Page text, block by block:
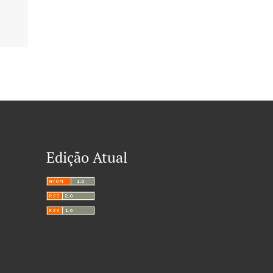
Edição Atual